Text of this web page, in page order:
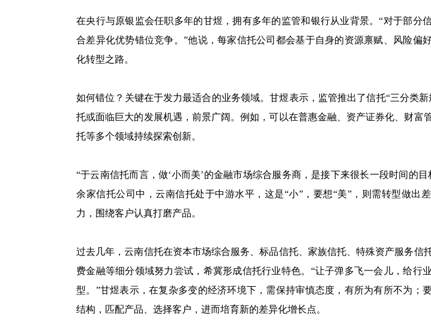
在央行与原银监会任职多年的甘煜，拥有多年的监管和银行从业背景。“对于部分
合差异化优势错位竞争。”他说，每家信托公司都会基于自身的资源禀赋、风险偏
化转型之路。
如何错位？关键在于发力最适合的业务领域。甘煜表示，监管推出了信托“三分类
托或面临巨大的发展机遇，前景广阔。例如，可以在普惠金融、资产证券化、财富
托等多个领域持续探索创新。
“于云南信托而言，做‘小而美’的金融市场综合服务商，是接下来很长一段时间的
余家信托公司中，云南信托处于中游水平，这是“小”，要想“美”，则需转型做出
力，围绕客户认真打磨产品。
过去几年，云南信托在资本市场综合服务、标品信托、家族信托、特殊资产服务信
费金融等细分领域努力尝试，希冀形成信托行业特色。“让子弹多飞一会儿，给行
型。”甘煜表示，在复杂多变的经济环境下，需保持审慎态度，有所为有所不为；
结构，匹配产品、选择客户，进而培育新的差异化增长点。